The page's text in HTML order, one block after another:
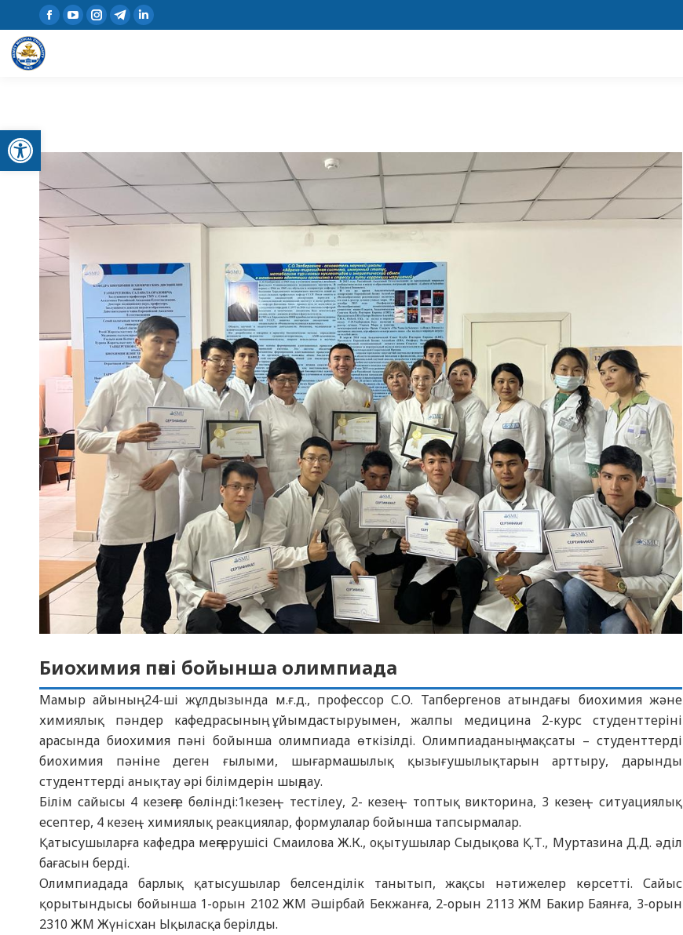
Open toolbar
Биохимия пәні бойынша олимпиада
Мамыр айының 24-ші жұлдызында м.ғ.д., профессор С.О. Тапбергенов атындағы биохимия және
химиялық пәндер кафедрасының ұйымдастыруымен, жалпы медицина 2-курс студенттерінің
арасында биохимия пәні бойынша олимпиада өткізілді. Олимпиаданың мақсаты – студенттердің
биохимия пәніне деген ғылыми, шығармашылық қызығушылықтарын арттыру, дарынды
студенттерді анықтау әрі білімдерін шыңдау.
Білім сайысы 4 кезеңге бөлінді:1кезең – тестілеу, 2- кезең – топтық викторина, 3 кезең – ситуациялық
есептер, 4 кезең – химиялық реакциялар, формулалар бойынша тапсырмалар.
Қатысушыларға кафедра меңгерушісі Смаилова Ж.К., оқытушылар Сыдықова Қ.Т., Муртазина Д.Д. әділ
бағасын берді.
Олимпиадада барлық қатысушылар белсенділік танытып, жақсы нәтижелер көрсетті. Сайыс
қорытындысы бойынша 1-орын 2102 ЖМ Әшірбай Бекжанға, 2-орын 2113 ЖМ Бакир Баянға, 3-орын
2310 ЖМ Жүнісхан Ықыласқа берілды.